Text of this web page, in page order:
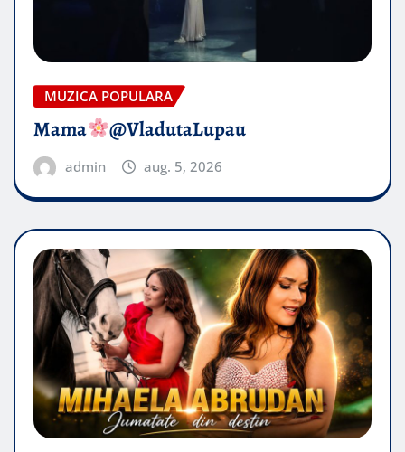
MUZICA POPULARA
Mama @VladutaLupau
admin aug. 5, 2026